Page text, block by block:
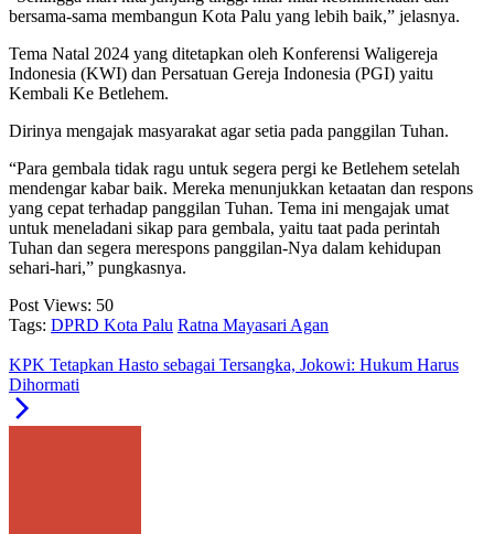
bersama-sama membangun Kota Palu yang lebih baik,” jelasnya.
Tema Natal 2024 yang ditetapkan oleh Konferensi Waligereja
Indonesia (KWI) dan Persatuan Gereja Indonesia (PGI) yaitu
Kembali Ke Betlehem.
Dirinya mengajak masyarakat agar setia pada panggilan Tuhan.
“Para gembala tidak ragu untuk segera pergi ke Betlehem setelah
mendengar kabar baik. Mereka menunjukkan ketaatan dan respons
yang cepat terhadap panggilan Tuhan. Tema ini mengajak umat
untuk meneladani sikap para gembala, yaitu taat pada perintah
Tuhan dan segera merespons panggilan-Nya dalam kehidupan
sehari-hari,” pungkasnya.
Post Views: 50
Tags: DPRD Kota Palu Ratna Mayasari Agan
KPK Tetapkan Hasto sebagai Tersangka, Jokowi: Hukum Harus
Dihormati